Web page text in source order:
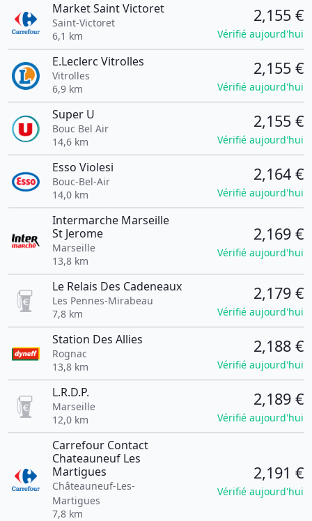
Market Saint Victoret
Saint-Victoret
6,1 km
2,155 €
Vérifié aujourd'hui
E.Leclerc Vitrolles
Vitrolles
6,9 km
2,155 €
Vérifié aujourd'hui
Super U
Bouc Bel Air
14,6 km
2,155 €
Vérifié aujourd'hui
Esso Violesi
Bouc-Bel-Air
14,0 km
2,164 €
Vérifié aujourd'hui
Intermarche Marseille
St Jerome
Marseille
13,8 km
2,169 €
Vérifié aujourd'hui
Le Relais Des Cadeneaux
Les Pennes-Mirabeau
7,8 km
2,179 €
Vérifié aujourd'hui
Station Des Allies
Rognac
13,8 km
2,188 €
Vérifié aujourd'hui
L.R.D.P.
Marseille
12,0 km
2,189 €
Vérifié aujourd'hui
Carrefour Contact
Chateauneuf Les
Martigues
Châteauneuf-Les-
Martigues
7,8 km
2,191 €
Vérifié aujourd'hui